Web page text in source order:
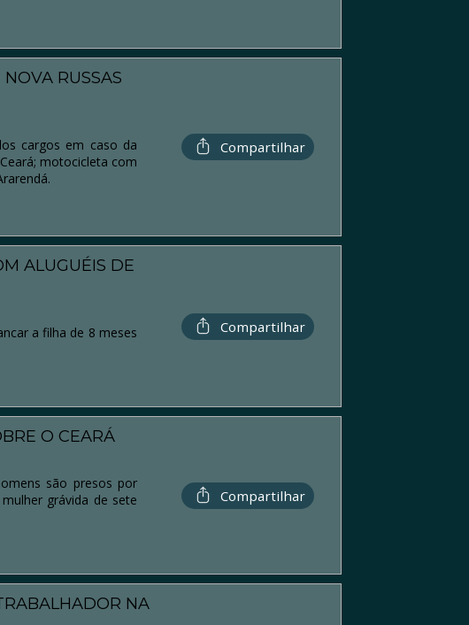
RUSSAS
cargos em caso da
motocicleta com
Compartilhar
ALUGUÉIS DE
a filha de 8 meses
Compartilhar
O CEARÁ
são presos por
grávida de sete
Compartilhar
NA